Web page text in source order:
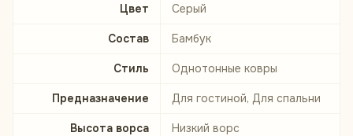
Цвет Серый
Состав Бамбук
Стиль Однотонные ковры
Предназначение Для гостиной, Для спальни
Высота ворса Низкий ворс